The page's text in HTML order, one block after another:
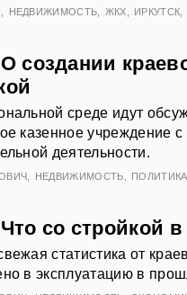
НЕДВИЖИМОСТЬ ЖКХ ИРКУТСК
создании
среде идут
казенное учреждение
деятельности.
НЕДВИЖИМОСТЬ ПОЛИТИКА
со стройкой
статистика от
в эксплуатацию в